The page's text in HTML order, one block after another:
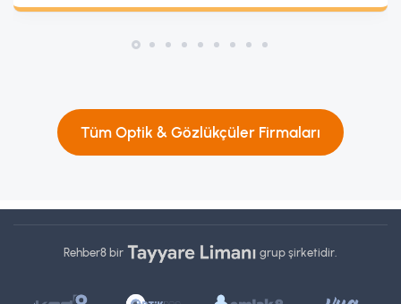
Tüm Optik & Gözlükçüler Firmaları
Rehber8 bir grup şirketidir.